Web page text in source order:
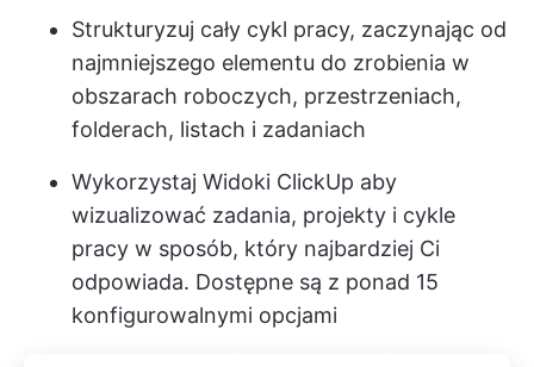
Strukturyzuj cały cykl pracy, zaczynając od
najmniejszego elementu do zrobienia w
obszarach roboczych, przestrzeniach,
folderach, listach i zadaniach
Wykorzystaj Widoki ClickUp aby
wizualizować zadania, projekty i cykle
pracy w sposób, który najbardziej Ci
odpowiada. Dostępne są z ponad 15
konfigurowalnymi opcjami